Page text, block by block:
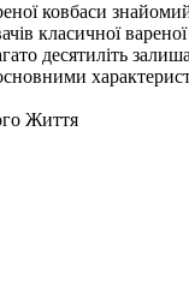
ковбаси
класичної
десятиліть